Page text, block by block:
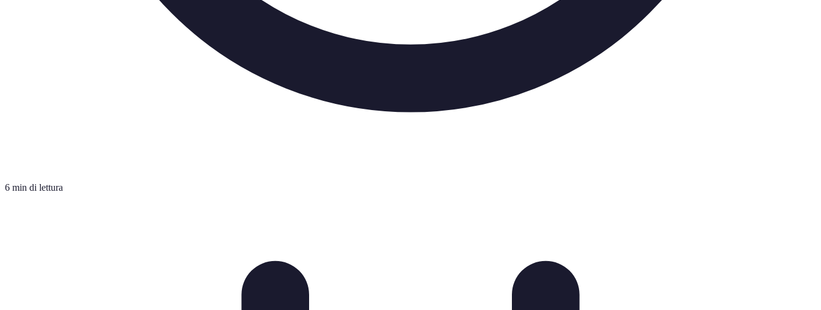
6 min di lettura